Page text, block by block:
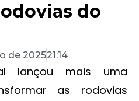
do
de 202521:14
lançou mais uma
as rodovias